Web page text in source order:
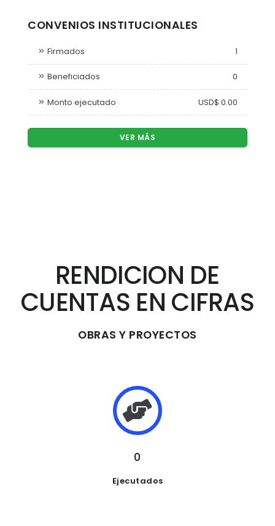
CONVENIOS INSTITUCIONALES
Firmados 1
Beneficiados 0
Monto ejecutado USD$ 0.00
VER MÁS
RENDICION DE
CUENTAS EN CIFRAS
OBRAS Y PROYECTOS
0
Ejecutados